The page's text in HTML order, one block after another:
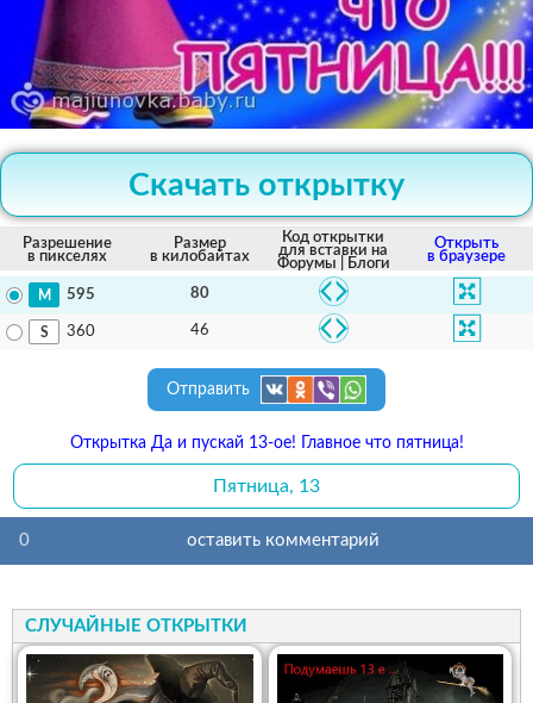
Скачать открытку
Разрешение
в пикселях
Размер
в килобайтах
Код открытки
для вставки на
Форумы | Блоги
Открыть
в браузере
595 80
360 46
Отправить
Открытка Да и пускай 13-ое! Главное что пятница!
Пятница, 13
0 оставить комментарий
СЛУЧАЙНЫЕ ОТКРЫТКИ